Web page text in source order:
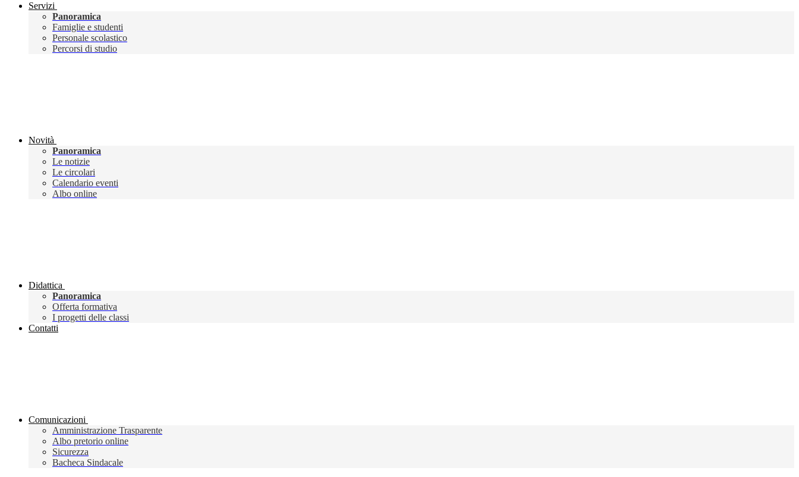
Servizi
Panoramica
Famiglie e studenti
Personale scolastico
Percorsi di studio
Novità
Panoramica
Le notizie
Le circolari
Calendario eventi
Albo online
Didattica
Panoramica
Offerta formativa
I progetti delle classi
Contatti
Comunicazioni
Amministrazione Trasparente
Albo pretorio online
Sicurezza
Bacheca Sindacale